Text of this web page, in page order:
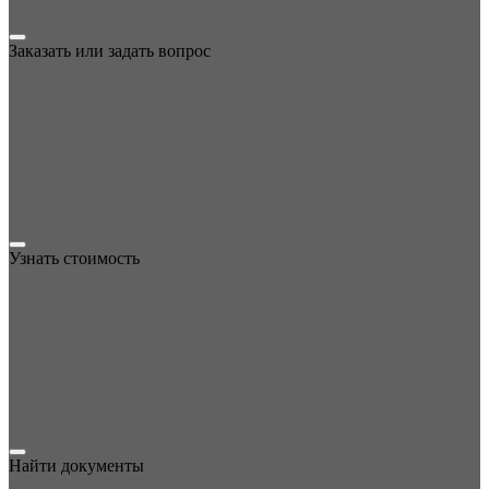
Заказать или задать вопрос
Узнать стоимость
Найти документы